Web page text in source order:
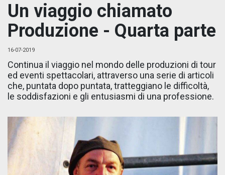
Un viaggio chiamato
Produzione - Quarta parte
16-07-2019
Continua il viaggio nel mondo delle produzioni di tour
ed eventi spettacolari, attraverso una serie di articoli
che, puntata dopo puntata, tratteggiano le difficoltà,
le soddisfazioni e gli entusiasmi di una professione.